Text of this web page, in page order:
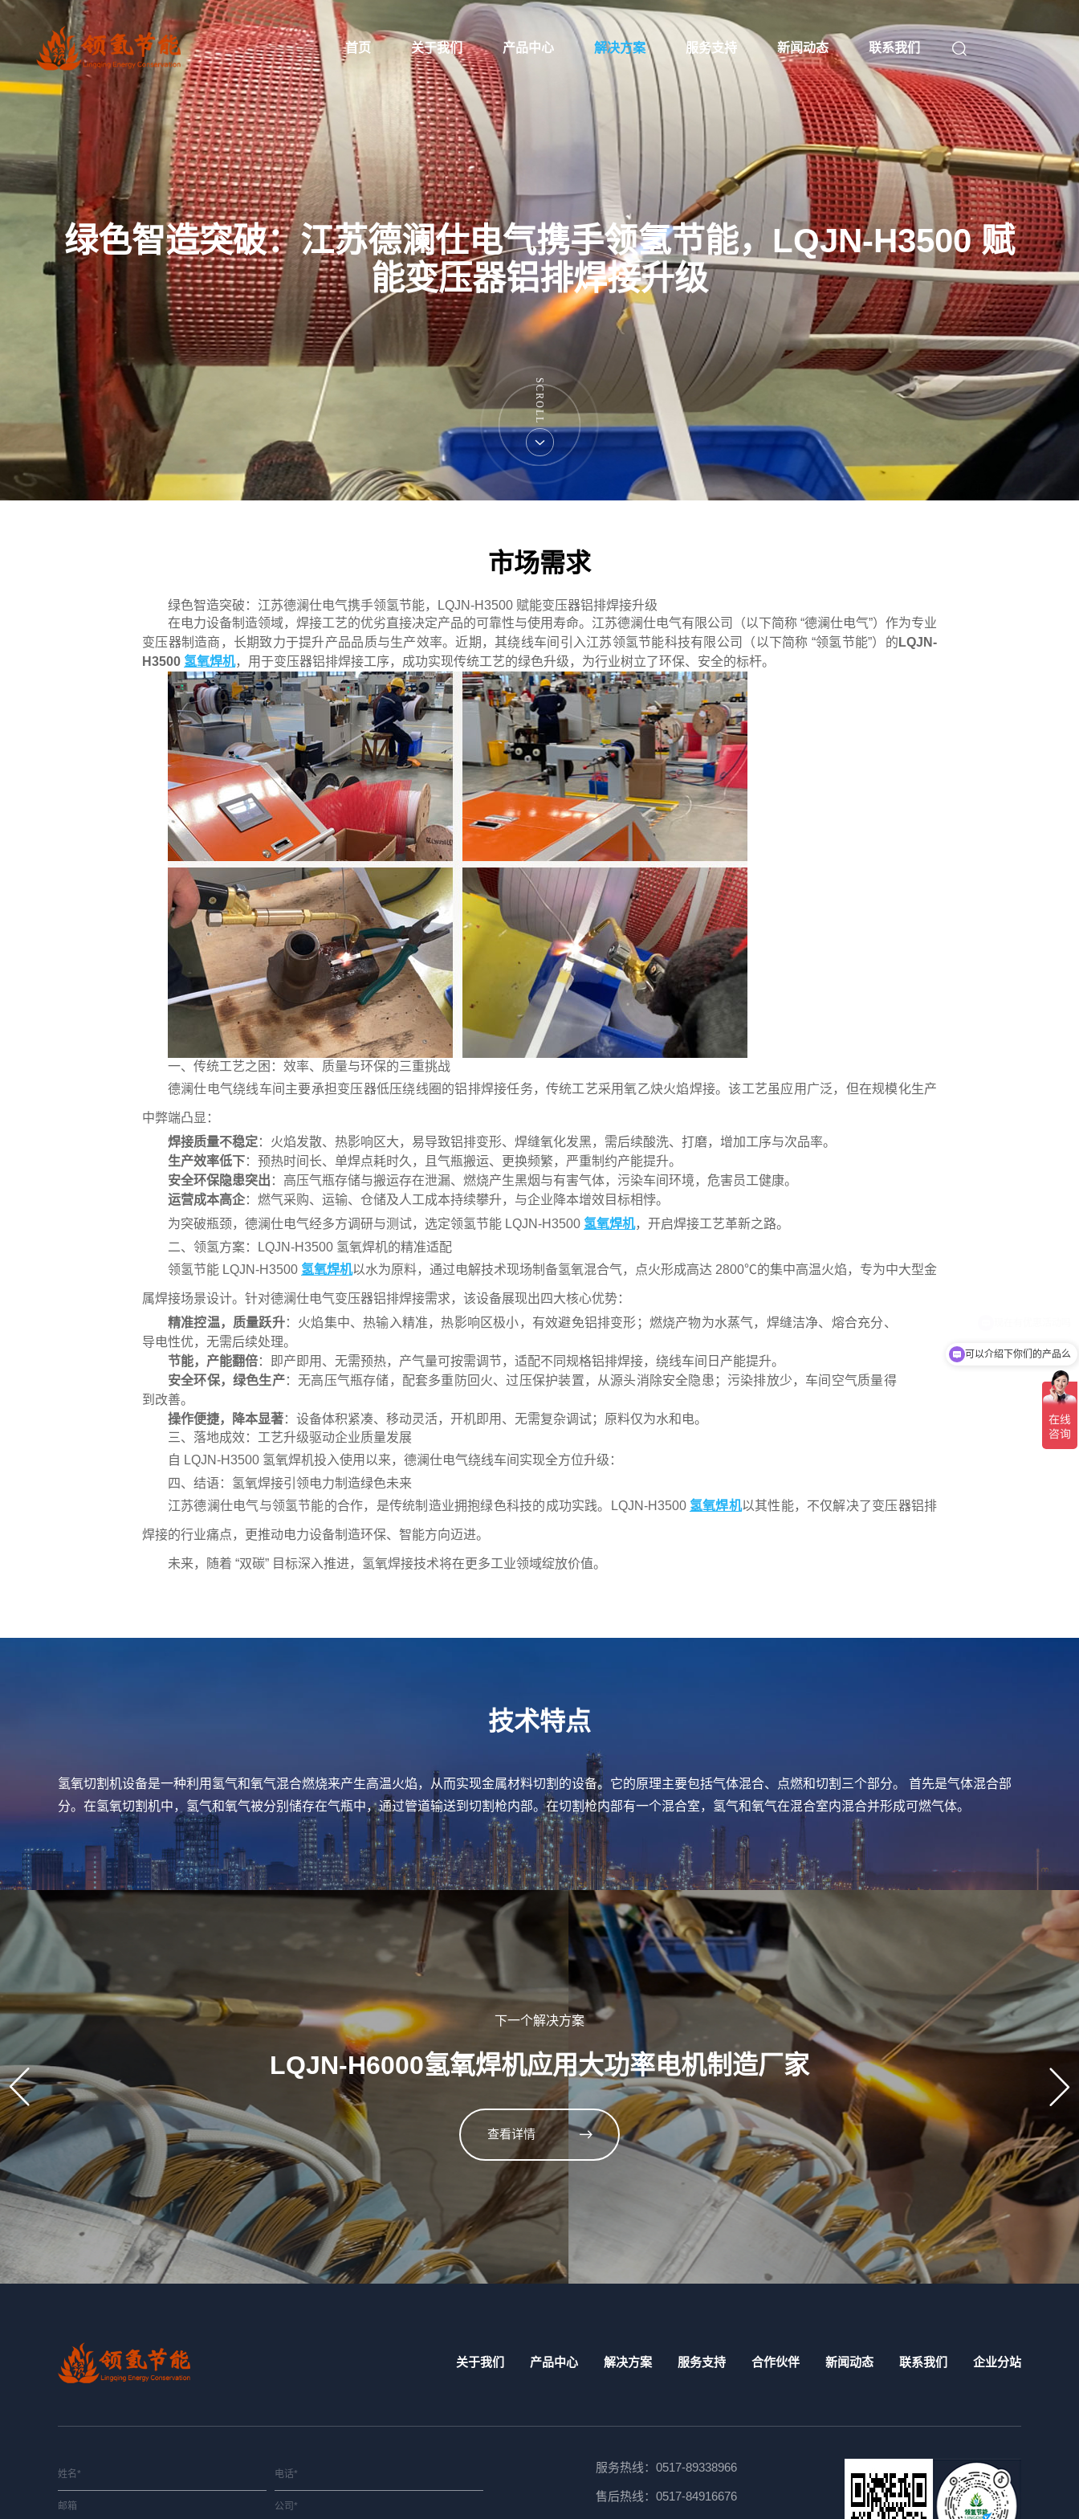
首页 关于我们 产品中心 解决方案 服务支持 新闻动态 联系我们
绿色智造突破：江苏德澜仕电气携手领氢节能，LQJN-H3500 赋
能变压器铝排焊接升级
SCROLL
市场需求
绿色智造突破：江苏德澜仕电气携手领氢节能，LQJN-H3500 赋能变压器铝排焊接升级
在电力设备制造领域，焊接工艺的优劣直接决定产品的可靠性与使用寿命。江苏德澜仕电气有限公司（以下简称 “德澜仕电气”）作为专业
变压器制造商，长期致力于提升产品品质与生产效率。近期，其绕线车间引入江苏领氢节能科技有限公司（以下简称 “领氢节能”）的 LQJN-
H3500 氢氧焊机，用于变压器铝排焊接工序，成功实现传统工艺的绿色升级，为行业树立了环保、安全的标杆。
一、传统工艺之困：效率、质量与环保的三重挑战
德澜仕电气绕线车间主要承担变压器低压绕线圈的铝排焊接任务，传统工艺采用氧乙炔火焰焊接。该工艺虽应用广泛，但在规模化生产
中弊端凸显：
焊接质量不稳定：火焰发散、热影响区大，易导致铝排变形、焊缝氧化发黑，需后续酸洗、打磨，增加工序与次品率。
生产效率低下：预热时间长、单焊点耗时久，且气瓶搬运、更换频繁，严重制约产能提升。
安全环保隐患突出 ：高压气瓶存储与搬运存在泄漏、燃烧产生黑烟与有害气体，污染车间环境，危害员工健康。
运营成本高企：燃气采购、运输、仓储及人工成本持续攀升，与企业降本增效目标相悖。
为突破瓶颈，德澜仕电气经多方调研与测试，选定领氢节能 LQJN-H3500 氢氧焊机，开启焊接工艺革新之路。
二、领氢方案：LQJN-H3500 氢氧焊机的精准适配
领氢节能 LQJN-H3500 氢氧焊机以水为原料，通过电解技术现场制备氢氧混合气，点火形成高达 2800℃的集中高温火焰，专为中大型金
属焊接场景设计。针对德澜仕电气变压器铝排焊接需求，该设备展现出四大核心优势：
精准控温，质量跃升：火焰集中、热输入精准，热影响区极小，有效避免铝排变形；燃烧产物为水蒸气，焊缝洁净、熔合充分、
导电性优，无需后续处理。
节能，产能翻倍：即产即用、无需预热，产气量可按需调节，适配不同规格铝排焊接，绕线车间日产能提升。
安全环保，绿色生产：无高压气瓶存储，配套多重防回火、过压保护装置，从源头消除安全隐患；污染排放少，车间空气质量得
到改善。
操作便捷，降本显著：设备体积紧凑、移动灵活，开机即用、无需复杂调试；原料仅为水和电。
三、落地成效：工艺升级驱动企业质量发展
自 LQJN-H3500 氢氧焊机投入使用以来，德澜仕电气绕线车间实现全方位升级：
四、结语：氢氧焊接引领电力制造绿色未来
江苏德澜仕电气与领氢节能的合作，是传统制造业拥抱绿色科技的成功实践。LQJN-H3500 氢氧焊机以其性能，不仅解决了变压器铝排
焊接的行业痛点，更推动电力设备制造环保、智能方向迈进。
未来，随着 “双碳” 目标深入推进，氢氧焊接技术将在更多工业领域绽放价值。
技术特点
氢氧切割机设备是一种利用氢气和氧气混合燃烧来产生高温火焰，从而实现金属材料切割的设备。它的原理主要包括气体混合、点燃和切割三个部分。 首先是气体混合部
分。在氢氧切割机中，氢气和氧气被分别储存在气瓶中，通过管道输送到切割枪内部。在切割枪内部有一个混合室，氢气和氧气在混合室内混合并形成可燃气体。
下一个解决方案
LQJN-H6000氢氧焊机应用大功率电机制造厂家
查看详情
关于我们 产品中心 解决方案 服务支持 合作伙伴 新闻动态 联系我们 企业分站
服务热线： 0517-89338966
售后热线： 0517-84916676
可以介绍下你们的产品么